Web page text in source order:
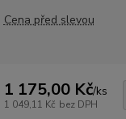
Cena před slevou
1 175,00 Kč/ks
1 049,11 Kč bez DPH